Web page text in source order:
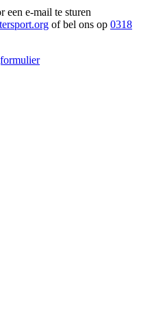
een e-mail te sturen
of bel ons op 0318